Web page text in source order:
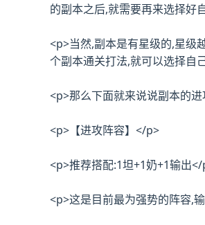
的副本之后,就需要再来选择好
<p>当然,副本是有星级的,星级
个副本通关打法,就可以选择自
<p>那么下面就来说说副本的
<p>【进攻阵容】</p>
<p>推荐搭配:1坦+1奶+1输出
<p>这是目前最为强势的阵容,